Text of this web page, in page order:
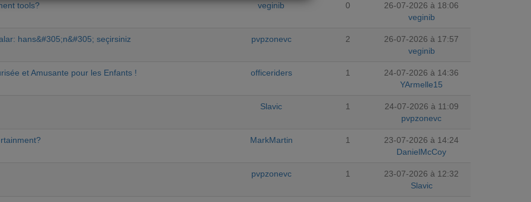
tools? veginib 0
26-07-2026 à 18:06
veginib
hans&#305;n&#305; seçirsiniz pvpzonevc 2
26-07-2026 à 17:57
veginib
et Amusante pour les Enfants ! officeriders 1
24-07-2026 à 14:36
YArmelle15
Slavic 1
24-07-2026 à 11:09
pvpzonevc
MarkMartin 1
23-07-2026 à 14:24
DanielMcCoy
pvpzonevc 1
23-07-2026 à 12:32
Slavic